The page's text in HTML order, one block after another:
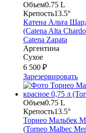
Объем0.75 L
Крепость13.5°
Катена Альта
(Catena Alta
Catena Zapata
Аргентина
Сухое
6 500 ₽
Зарезервировать
Объем0.75 L
Крепость13.5°
Торнео Мальбек
(Torneo Malbec